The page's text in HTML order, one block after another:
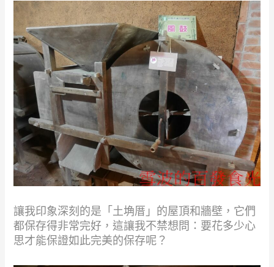
讓我印象深刻的是「土埆厝」的屋頂和牆壁，它們
都保存得非常完好，這讓我不禁想問：要花多少心
思才能保證如此完美的保存呢？